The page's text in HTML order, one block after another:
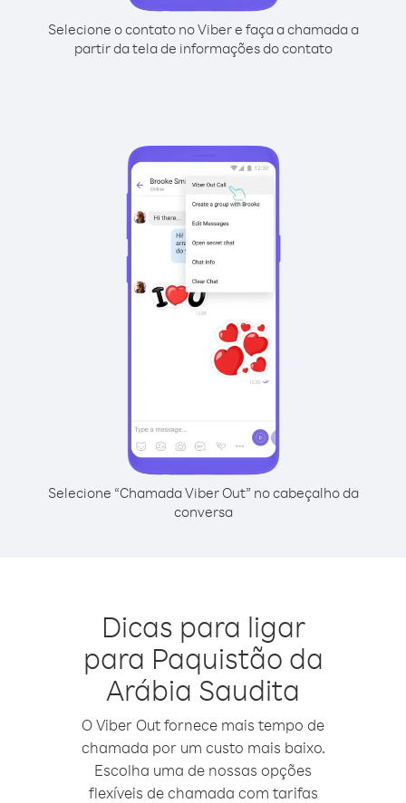
Selecione o contato no Viber e faça a chamada a
partir da tela de informações do contato
Selecione “Chamada Viber Out” no cabeçalho da
conversa
Dicas para ligar
para Paquistão da
Arábia Saudita
O Viber Out fornece mais tempo de
chamada por um custo mais baixo.
Escolha uma de nossas opções
flexíveis de chamada com tarifas